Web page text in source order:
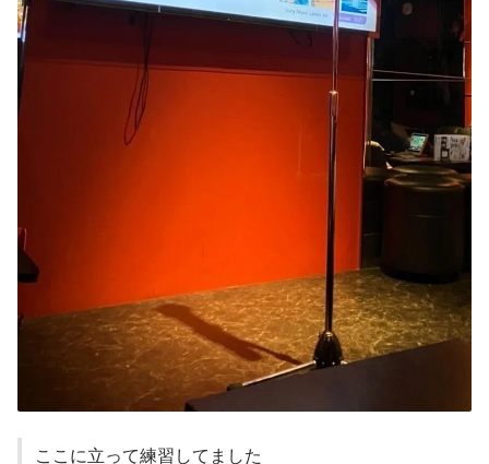
ここに立って練習してました